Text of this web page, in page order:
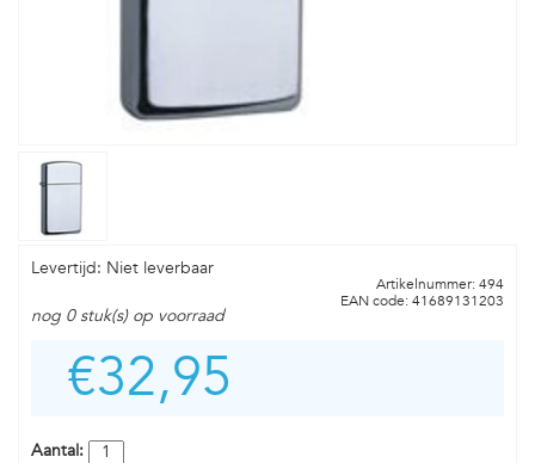
Levertijd: Niet leverbaar
Artikelnummer: 494
EAN code: 41689131203
nog 0 stuk(s) op voorraad
€32,95
Aantal: